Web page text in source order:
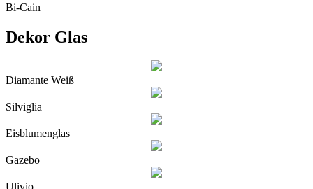
Bi-Cain
Dekor Glas
Diamante Weiß
Silviglia
Eisblumenglas
Gazebo